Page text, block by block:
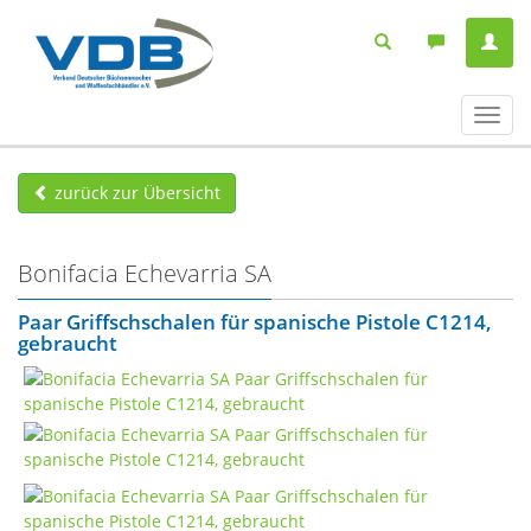
ein-/
zurück zur Übersicht
Bonifacia Echevarria SA
Paar Griffschschalen für spanische Pistole C1214,
gebraucht